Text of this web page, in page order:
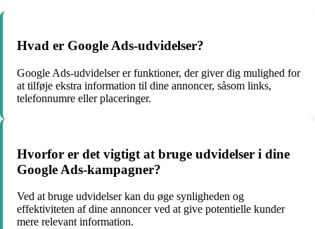
Hvad er Google Ads-udvidelser?
Google Ads-udvidelser er funktioner, der giver dig mulighed for
at tilføje ekstra information til dine annoncer, såsom links,
telefonnumre eller placeringer.
Hvorfor er det vigtigt at bruge udvidelser i dine
Google Ads-kampagner?
Ved at bruge udvidelser kan du øge synligheden og
effektiviteten af dine annoncer ved at give potentielle kunder
mere relevant information.